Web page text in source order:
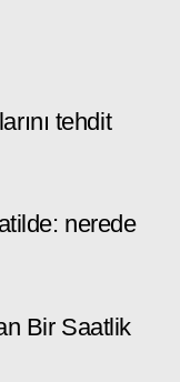
tehdit
nerede
Bir Saatlik